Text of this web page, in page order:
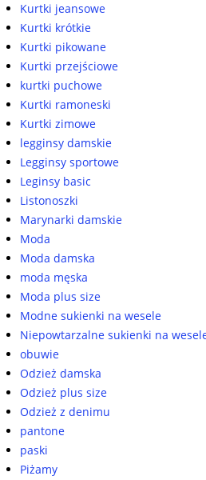
Kurtki jeansowe
Kurtki krótkie
Kurtki pikowane
Kurtki przejściowe
kurtki puchowe
Kurtki ramoneski
Kurtki zimowe
legginsy damskie
Legginsy sportowe
Leginsy basic
Listonoszki
Marynarki damskie
Moda
Moda damska
moda męska
Moda plus size
Modne sukienki na wesele
Niepowtarzalne sukienki na
obuwie
Odzież damska
Odzież plus size
Odzież z denimu
pantone
paski
Piżamy